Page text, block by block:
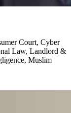
Court, Cyber
Law, Landlord &
Muslim